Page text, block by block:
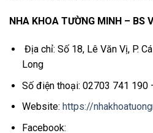
NHA KHOA TƯỜNG MINH – BS
Địa chỉ: Số 18, Lê Văn Vị, P.
Long
Số điện thoại: 02703 741 190
Website: https://
Facebook: